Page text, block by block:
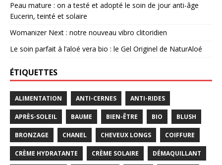
Peau mature : on a testé et adopté le soin de jour anti-âge
Eucerin, teinté et solaire
Womanizer Next : notre nouveau vibro clitoridien
Le soin parfait à l’aloé vera bio : le Gel Originel de NaturAloé
ÉTIQUETTES
ALIMENTATION ANTI-CERNES ANTI-RIDES
APRÈS-SOLEIL BAUME BIEN-ÊTRE BIO BLUSH
BRONZAGE CHANEL CHEVEUX LONGS COIFFURE
CRÈME HYDRATANTE CRÈME SOLAIRE DÉMAQUILLANT